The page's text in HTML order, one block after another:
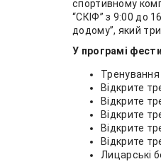
спортивному
“СКІФ” з 9:00 до
додому”, який
У програмі
Тренування
Відкрите
Відкрите
Відкрите
Відкрите
Відкрите
Лицарські